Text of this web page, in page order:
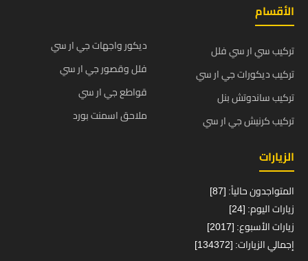
الأقسام
تركيب سي ار سي فلل
تركيب ديكورات جي ار سي
تركيب ساندوتش بنل
تركيب كرنيش جي ار سي
ديكور واجهات جي ار سي
فلل وقصور جي ار سي
قواطع جي ار سي
ملاحق اسمنت بورد
الزيارات
المتواجدون حالياً: [87]
زيارات اليوم: [24]
زيارات الأسبوع: [2017]
إجمالي الزيارات: [134372]